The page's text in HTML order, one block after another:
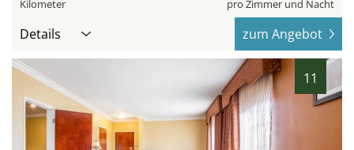
Kilometer pro Zimmer und Nacht
Details zum Angebot
11